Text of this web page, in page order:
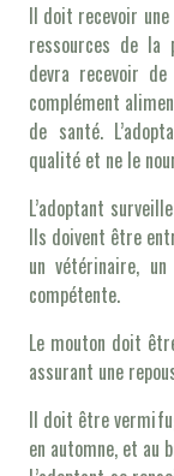
Il doit recevoir
ressources de la
devra recevoir
complément
de santé.
qualité et ne le
L’adoptant
Ils doivent être
un vétérinaire,
compétente.
Le mouton doit
assurant une
Il doit être
en automne, et au